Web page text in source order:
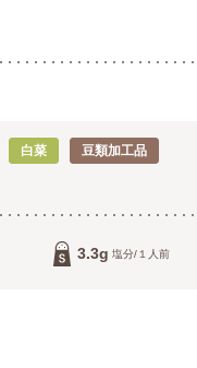
白菜 豆類加工品
3.3g 塩分/１人前